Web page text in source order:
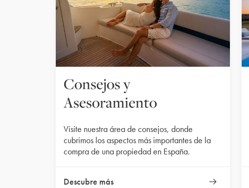
Consejos y
Asesoramiento
Visite nuestra área de consejos, donde
cubrimos los aspectos más importantes de la
compra de una propiedad en España.
Descubre más